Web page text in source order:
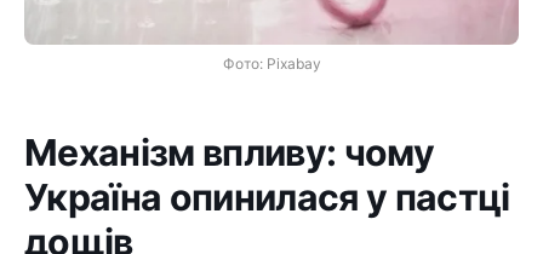
Фото: Pixabay
Механізм впливу: чому
Україна опинилася у пастці
дощів